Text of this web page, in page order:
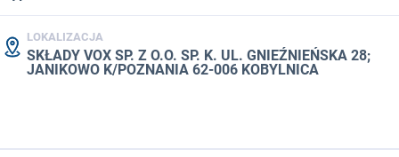
LOKALIZACJA
SKŁADY VOX SP. Z O.O. SP. K. UL. GNIEŹNIEŃSKA 28;
JANIKOWO K/POZNANIA 62-006 KOBYLNICA